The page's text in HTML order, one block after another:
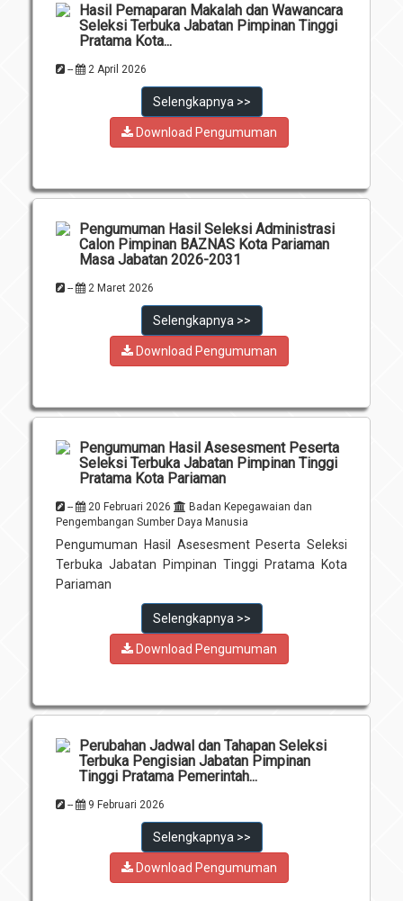
Hasil Pemaparan Makalah dan Wawancara
Seleksi Terbuka Jabatan Pimpinan Tinggi
Pratama Kota...
-- 2 April 2026
Selengkapnya >>
Download Pengumuman
Pengumuman Hasil Seleksi Administrasi
Calon Pimpinan BAZNAS Kota Pariaman
Masa Jabatan 2026-2031
-- 2 Maret 2026
Selengkapnya >>
Download Pengumuman
Pengumuman Hasil Asesesment Peserta
Seleksi Terbuka Jabatan Pimpinan Tinggi
Pratama Kota Pariaman
-- 20 Februari 2026
Badan Kepegawaian dan
Pengembangan Sumber Daya Manusia
Pengumuman Hasil Asesesment Peserta Seleksi
Terbuka Jabatan Pimpinan Tinggi Pratama Kota
Pariaman
Selengkapnya >>
Download Pengumuman
Perubahan Jadwal dan Tahapan Seleksi
Terbuka Pengisian Jabatan Pimpinan
Tinggi Pratama Pemerintah...
-- 9 Februari 2026
Selengkapnya >>
Download Pengumuman